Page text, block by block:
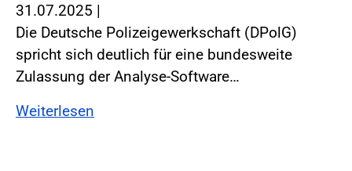
31.07.2025 |
Die Deutsche Polizeigewerkschaft (DPolG)
spricht sich deutlich für eine bundesweite
Zulassung der Analyse-Software…
Weiterlesen